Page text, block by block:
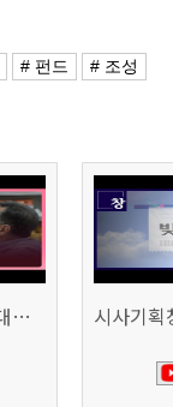
# 펀드 # 조성
KBS [더 보다] 은퇴 대신 폐업